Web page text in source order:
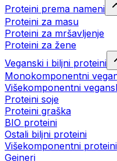
Proteini prema nameni
Proteini za masu
Proteini za mršavljenje
Proteini za žene
Veganski i biljni proteini
Monokomponentni
Višekomponentni
Proteini soje
Proteini graška
BIO proteini
Ostali biljni proteini
Višekomponentni proteini
Gejneri